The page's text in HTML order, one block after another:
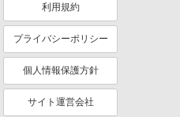
利用規約
プライバシーポリシー
個人情報保護方針
サイト運営会社